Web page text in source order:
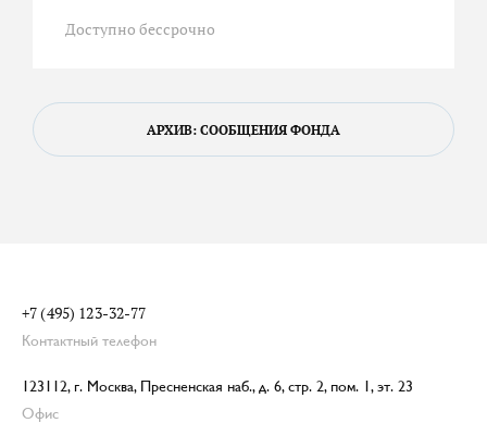
Доступно бессрочно
АРХИВ: СООБЩЕНИЯ ФОНДА
+7 (495) 123-32-77
Контактный телефон
123112, г. Москва, Пресненская наб., д. 6, стр. 2, пом. 1, эт. 23
Офис